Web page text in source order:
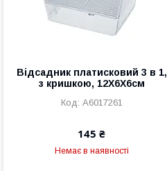
Відсадник платисковий 3 в 1,
з кришкою, 12X6X6см
A6017261
145 ₴
Немає в наявності